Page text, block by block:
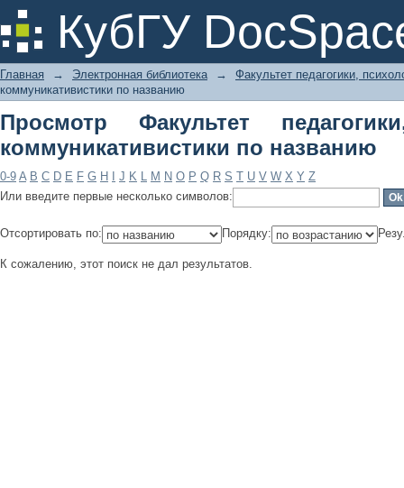
КубГУ
Просмотр Факультет
названию
Главная → Электронная библиотека →
Факультет педагогики,
коммуникативистики по названию
Просмотр Факультет
коммуникативистики по названию
0-9 A B C D E F G H J K L M N O P Q R S T U V W X Y Z
Или введите первые несколько символов:
Отсортировать по: Порядку:
К сожалению, этот поиск не дал результатов.